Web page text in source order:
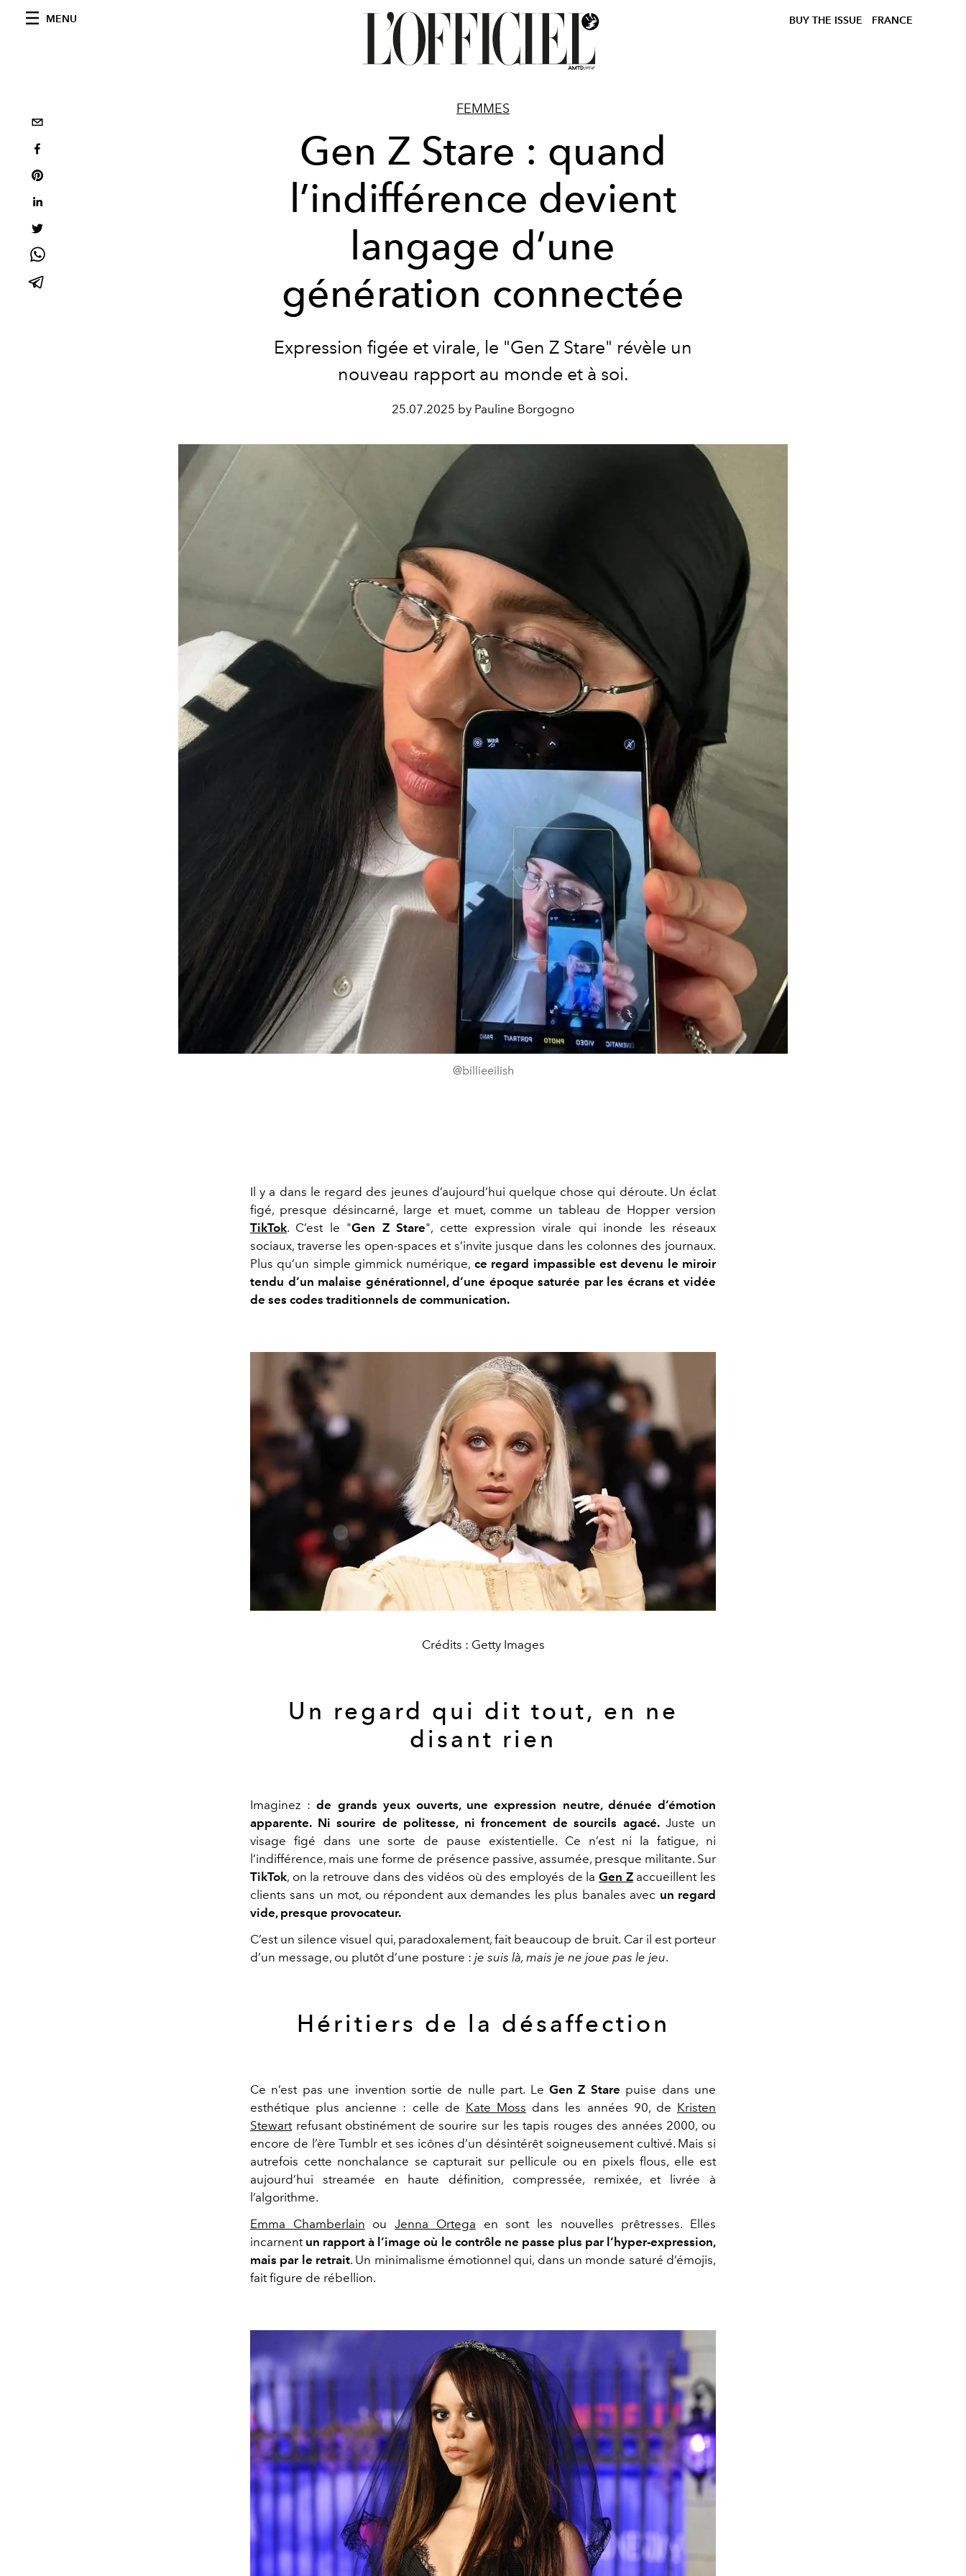
MENU BUY THE ISSUE FRANCE
FEMMES
Gen Z Stare : quand
l’indifférence devient
langage d’une
génération connectée
Expression figée et virale, le "Gen Z Stare" révèle un
nouveau rapport au monde et à soi.
25.07.2025 by Pauline Borgogno
@billieeilish
Il y a dans le regard des jeunes d’aujourd’hui quelque chose qui déroute. Un éclat
figé, presque désincarné, large et muet, comme un tableau de Hopper version
TikTok. C’est le "Gen Z Stare", cette expression virale qui inonde les réseaux
sociaux, traverse les open-spaces et s’invite jusque dans les colonnes des journaux.
Plus qu’un simple gimmick numérique, ce regard impassible est devenu le miroir
tendu d’un malaise générationnel, d’une époque saturée par les écrans et vidée
de ses codes traditionnels de communication.
Crédits : Getty Images
Un regard qui dit tout, en ne
disant rien
Imaginez :de grands yeux ouverts, une expression neutre, dénuée d’émotion
apparente. Ni sourire de politesse, ni froncement de sourcils agacé.Juste un
visage figé dans une sorte de pause existentielle. Ce n’est ni la fatigue, ni
l’indifférence, mais une forme de présence passive, assumée, presque militante. Sur
TikTok, on la retrouve dans des vidéos où des employés de la Gen Zaccueillent les
clients sans un mot, ou répondent aux demandes les plus banales avec un regard
vide, presque provocateur.
C’est un silence visuel qui, paradoxalement, fait beaucoup de bruit. Car il est porteur
d’un message, ou plutôt d’une posture : je suis là, mais je ne joue pas le jeu.
Héritiers de la désaffection
Ce n’est pas une invention sortie de nulle part. Le Gen Z Stare puise dans une
esthétique plus ancienne : celle de Kate Moss dans les années 90, de Kristen
Stewartrefusant obstinément de sourire sur les tapis rouges des années 2000, ou
encore de l’ère Tumblr et ses icônes d’un désintérêt soigneusement cultivé. Mais si
autrefois cette nonchalance se capturait sur pellicule ou en pixels flous, elle est
aujourd’hui streamée en haute définition, compressée, remixée, et livrée à
l’algorithme.
Emma Chamberlain ouJenna Ortega en sont les nouvelles prêtresses. Elles
incarnent un rapport à l’image où le contrôle ne passe plus par l’hyper-expression,
mais par le retrait. Un minimalisme émotionnel qui, dans un monde saturé d’émojis,
fait figure de rébellion.